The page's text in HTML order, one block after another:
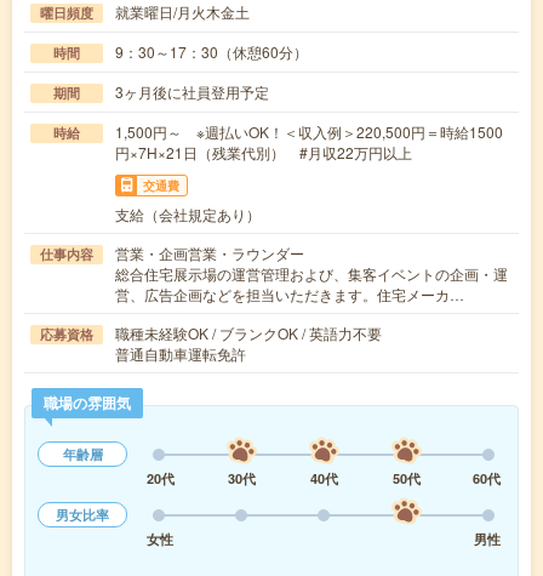
曜日頻度 就業曜日/月火木金土
時間 9：30～17：30（休憩60分）
期間 3ヶ月後に社員登用予定
時給
1,500円～ ※週払いOK！＜収入例＞220,500円＝時給1500
円×7H×21日（残業代別） #月収22万円以上
交通費
支給（会社規定あり）
仕事内容
営業・企画営業・ラウンダー
総合住宅展示場の運営管理および、集客イベントの企画・運
営、広告企画などを担当いただきます。住宅メーカ…
応募資格
職種未経験OK / ブランクOK / 英語力不要
普通自動車運転免許
職場の雰囲気
年齢層
20代
30代 40代 50代
60代
男女比率
女性
男性